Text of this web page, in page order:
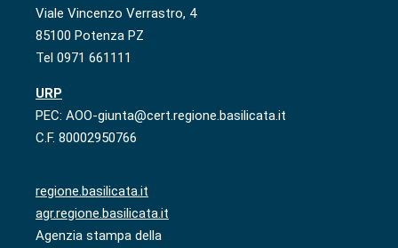
Viale Vincenzo Verrastro, 4
85100 Potenza PZ
Tel 0971 661111
URP
PEC: AOO-giunta@cert.regione.basilicata.it
C.F. 80002950766
regione.basilicata.it
agr.regione.basilicata.it
Agenzia stampa della